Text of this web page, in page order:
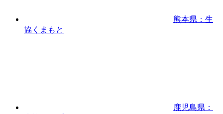
熊本県：生
協くまもと
鹿児島県：